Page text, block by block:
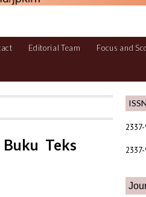
Editorial Team Focus and
ISSN
Teks